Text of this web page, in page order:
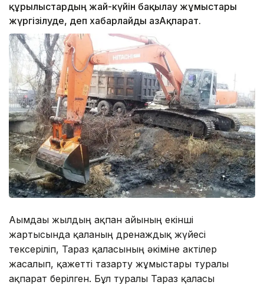
құрылыстардың жай-күйін бақылау жұмыстары
жүргізілуде, деп хабарлайды ҚазАқпарат.
Ағымдағы жылдың ақпан айының екінші
жартысында қаланың дренаждық жүйесі
тексеріліп, Тараз қаласының әкіміне актілер
жасалып, қажетті тазарту жұмыстары туралы
ақпарат берілген. Бұл туралы Тараз қаласы